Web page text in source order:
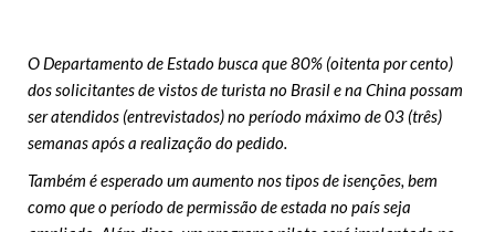
O Departamento de Estado busca que 80% (oitenta por cento)
dos solicitantes de vistos de turista no Brasil e na China possam
ser atendidos (entrevistados) no período máximo de 03 (três)
semanas após a realização do pedido.
Também é esperado um aumento nos tipos de isenções, bem
como que o período de permissão de estada no país seja